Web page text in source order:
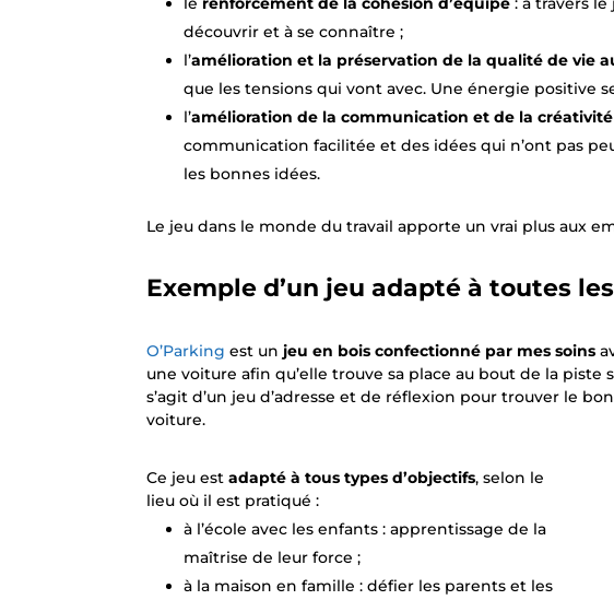
découvrir et à se connaître ;
l’amélioration et la préservation de la qualité de vie
que les tensions qui vont avec. Une énergie positive
l’amélioration de la communication et de la créativité
communication facilitée et des idées qui n’ont pas
les bonnes idées.
Le jeu dans le monde du travail apporte un vrai plus aux
Exemple d’un jeu adapté à toutes
O’Parking est un jeu en bois confectionné par mes soins
une voiture afin qu’elle trouve sa place au bout de la
s’agit d’un jeu d’adresse et de réflexion pour trouver le
voiture.
Ce jeu estadapté à tous types d’objectifs, selon le
lieu où il est pratiqué :
à l’école avec les enfants : apprentissage de la
maîtrise de leur force ;
à la maison en famille : défier les parents et les